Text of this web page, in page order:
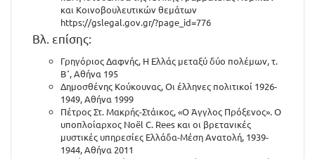
και Κοινοβουλευτικών θεμάτων
https://gslegal.gov.gr/?page_id=776
Βλ. επίσης:
Γρηγόριος Δαφνής, Η Ελλάς μεταξύ δύο πολέμων, τ.
Β΄, Αθήνα 195
Δημοσθένης Κούκουνας, Οι έλληνες πολιτικοί 1926-
1949, Αθήνα 1999
Πέτρος Στ. Μακρής-Στάικος, «Ο Άγγλος Πρόξενος». Ο
υποπλοίαρχος Noël C. Rees και οι βρετανικές
μυστικές υπηρεσίες Ελλάδα-Μέση Ανατολή, 1939-
1944, Αθήνα 2011